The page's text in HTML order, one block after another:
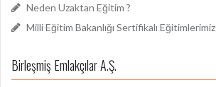
Neden Uzaktan Eğitim ?
Milli Eğitim Bakanlığı Sertifikalı Eğitimlerimiz
Birleşmiş Emlakçılar A.Ş.